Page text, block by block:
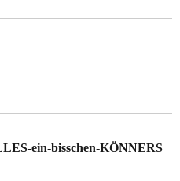
ein-bisschen-KÖNNERS